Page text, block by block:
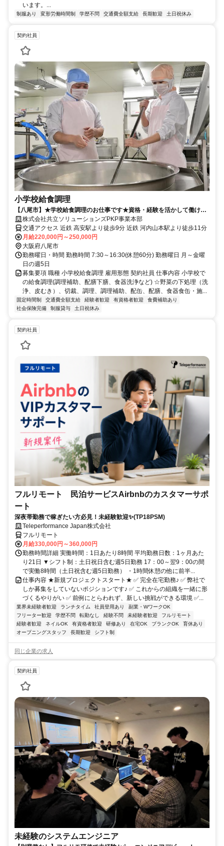
います。...
制服あり 変形労働時間制 学歴不問 交通費全額支給 長期歓迎 土日祝休み
契約社員
小学校給食調理
【八尾市】★学校給食調理のお仕事です★資格・経験を活かして働けま
す！★
株式会社共立ソリューションズPKP事業本部
交通アクセス 近鉄 高安駅より徒歩9分 近鉄 河内山本駅より徒歩11分
月給220,000円～250,000円
大阪府八尾市
勤務曜日・時間 勤務時間 7:30～16:30(休憩60分) 勤務曜日 月～金曜
日の週5日
募集要項 職種 小学校給食調理 雇用形態 契約社員 仕事内容 小学校で
の給食調理(調理補助、配膳下膳、食器洗浄など) ☆野菜の下処理（洗
浄、皮むき）、切裁、調理、調理補助、配缶、配膳、食器食缶・施...
固定時間制 交通費全額支給 経験者歓迎 有資格者歓迎
食費補助あり
社会保険完備
制服貸与 土日祝休み
契約社員
フルリモート 民泊サービスAirbnbのカスタマーサポ
ート
深夜帯勤務で稼ぎたい方必見！未経験歓迎✨(TP18PSM)
Teleperformance Japan株式会社
フルリモート
月給330,000円～360,000円
勤務時間詳細 実働時間：1日あたり8時間 平均勤務日数：1ヶ月あた
り21日 ▼シフト制：土日祝日含む週5日勤務 17：00～翌9：00の間
で実働8時間（土日祝含む週5日勤務） ・1時間休憩の他に前半...
仕事内容 ★新規プロジェクトスタート★ ✅ 完全在宅勤務♪ ✅ 弊社で
しか募集をしていないポジションです♪ ✅ これからの組織を一緒に形
づくるやりがい ✅ 前例にとらわれず、新しい挑戦ができる環境 ✅...
業界未経験者歓迎 ランチタイム 社員登用あり
副業・WワークOK
フリーター歓迎
学歴不問 転勤なし 経験不問 未経験者歓迎
フルリモート
経験者歓迎
ネイルOK 有資格者歓迎 研修あり 在宅OK ブランクOK
育休あり
オープニングスタッフ
長期歓迎 シフト制
同じ企業の求人
契約社員
未経験のシステムエンジニア